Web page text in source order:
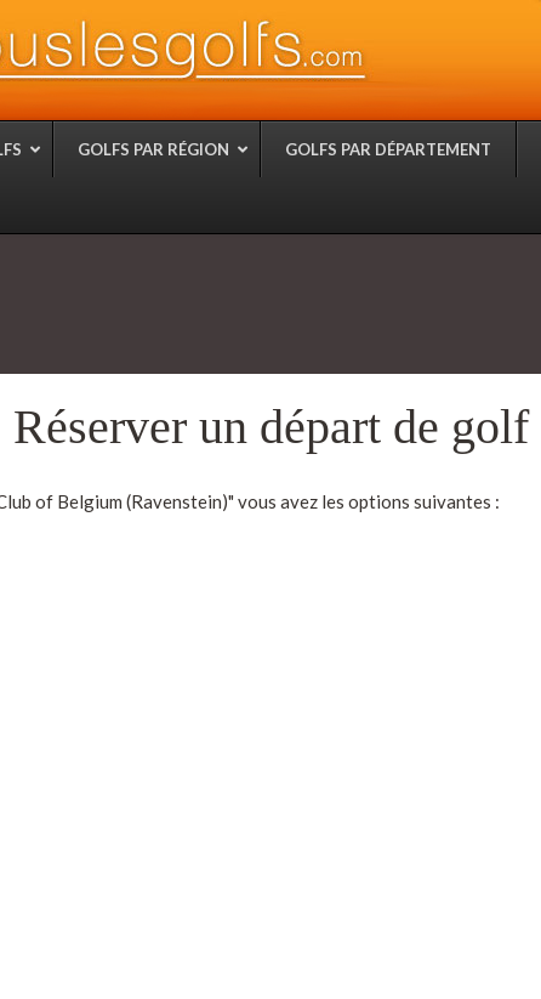
GOLFS PAR RÉGION GOLFS PAR DÉPARTEMENT
Réserver un départ de golf
of Belgium (Ravenstein)" vous avez les options suivantes :